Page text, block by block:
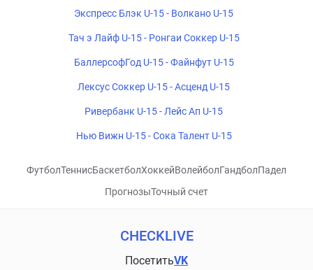
Экспресс Блэк U-15 - Волкано U-15
Тач э Лайф U-15 - Ронгаи Соккер U-15
БаллерсофГод U-15 - Файнфут U-15
Лексус Соккер U-15 - Асценд U-15
Ривербанк U-15 - Лейс Ап U-15
Нью Вижн U-15 - Сока Талент U-15
ФутболТеннисБаскетболХоккейВолейболГандболПадел
ПрогнозыТочный счет
CHECKLIVE
ПосетитьVK